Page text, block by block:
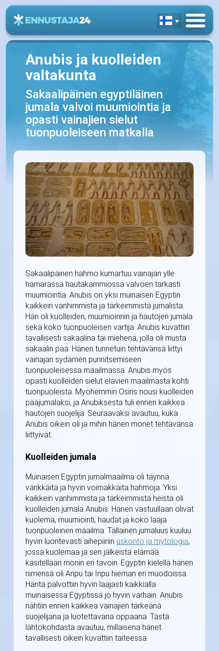
Anubis ja kuolleiden
valtakunta
Sakaalipäinen egyptiläinen
jumala valvoi muumiointia ja
opasti vainajien sielut
tuonpuoleiseen matkalla
Sakaalipäinen hahmo kumartuu vainajan ylle
hämärässä hautakammiossa valvoen tarkasti
muumiointia. Anubis on yksi muinaisen Egyptin
kaikkein vanhimmista ja tärkeimmistä jumalista.
Hän oli kuolleiden, muumioinnin ja hautojen jumala
sekä koko tuonpuoleisen vartija. Anubis kuvattiin
tavallisesti sakaalina tai miehenä, jolla oli musta
sakaalin pää. Hänen tunnetuin tehtävänsä liittyi
vainajan sydämen punnitsemiseen
tuonpuoleisessa maailmassa. Anubis myös
opasti kuolleiden sielut elävien maailmasta kohti
tuonpuoleista. Myöhemmin Osiris nousi kuolleiden
pääjumalaksi, ja Anubiksesta tuli ennen kaikkea
hautojen suojelija. Seuraavaksi avautuu, kuka
Anubis oikein oli ja mihin hänen monet tehtävänsä
liittyivät.
Kuolleiden jumala
Muinaisen Egyptin jumalmaailma oli täynnä
värikkäitä ja hyvin voimakkaita hahmoja. Yksi
kaikkein vanhimmista ja tärkeimmistä heistä oli
kuolleiden jumala Anubis. Hänen vastuullaan olivat
kuolema, muumiointi, haudat ja koko laaja
tuonpuoleinen maailma. Tällainen jumaluus kuuluu
hyvin luontevasti aihepiiriin uskonto ja mytologia,
jossa kuolemaa ja sen jälkeistä elämää
käsitellään monin eri tavoin. Egyptin kielellä hänen
nimensä oli Anpu tai Inpu hieman eri muodoissa.
Häntä palvottiin hyvin laajasti kaikkialla
muinaisessa Egyptissä jo hyvin varhain. Anubis
nähtiin ennen kaikkea vainajien tärkeänä
suojelijana ja luotettavana oppaana. Tästä
lähtökohdasta avautuu, millaisena hänet
tavallisesti oikein kuvattiin taiteessa.